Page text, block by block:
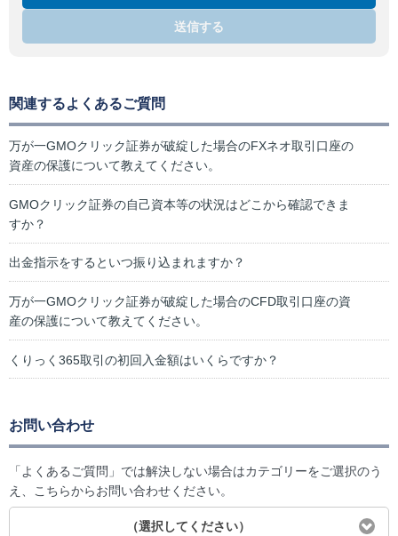
送信する
関連するよくあるご質問
万が一GMOクリック証券が破綻した場合のFXネオ取引口座の
資産の保護について教えてください。
GMOクリック証券の自己資本等の状況はどこから確認できま
すか？
出金指示をするといつ振り込まれますか？
万が一GMOクリック証券が破綻した場合のCFD取引口座の資
産の保護について教えてください。
くりっく365取引の初回入金額はいくらですか？
お問い合わせ
「よくあるご質問」では解決しない場合はカテゴリーをご選択のう
え、こちらからお問い合わせください。
（選択してください）